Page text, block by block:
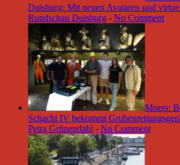
Duisburg: Mit neuen Avataren und
Rundschau Duisburg - No Comment
Moers:
Schacht IV bekommt
Petra Grünendahl - No Comment